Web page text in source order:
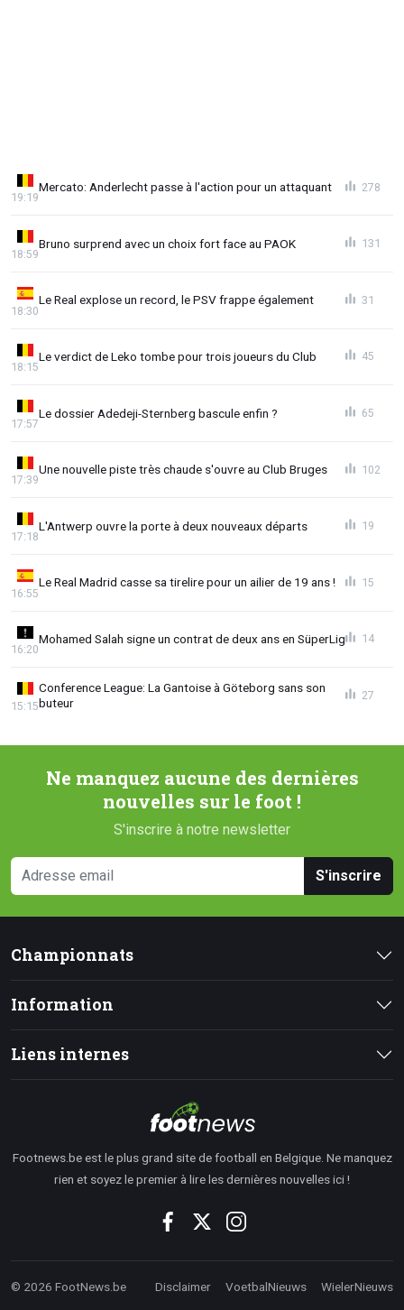
Mercato: Anderlecht passe à l'action pour un attaquant
19:19
278
Bruno surprend avec un choix fort face au PAOK
18:59
131
Le Real explose un record, le PSV frappe également
18:30
31
Le verdict de Leko tombe pour trois joueurs du Club
18:15
45
Le dossier Adedeji-Sternberg bascule enfin ?
17:57
65
Une nouvelle piste très chaude s'ouvre au Club Bruges
17:39
102
L'Antwerp ouvre la porte à deux nouveaux départs
17:18
19
Le Real Madrid casse sa tirelire pour un ailier de 19 ans !
16:55
15
Mohamed Salah signe un contrat de deux ans en SüperLig
16:20
14
Conference League: La Gantoise à Göteborg sans son
buteur
15:15
27
Ne manquez aucune des dernières
nouvelles sur le foot !
S'inscrire à notre newsletter
S'inscrire
Championnats
Information
Liens internes
Footnews.be est le plus grand site de football en Belgique. Ne manquez
rien et soyez le premier à lire les dernières nouvelles ici !
© 2026 FootNews.be Disclaimer VoetbalNieuws WielerNieuws